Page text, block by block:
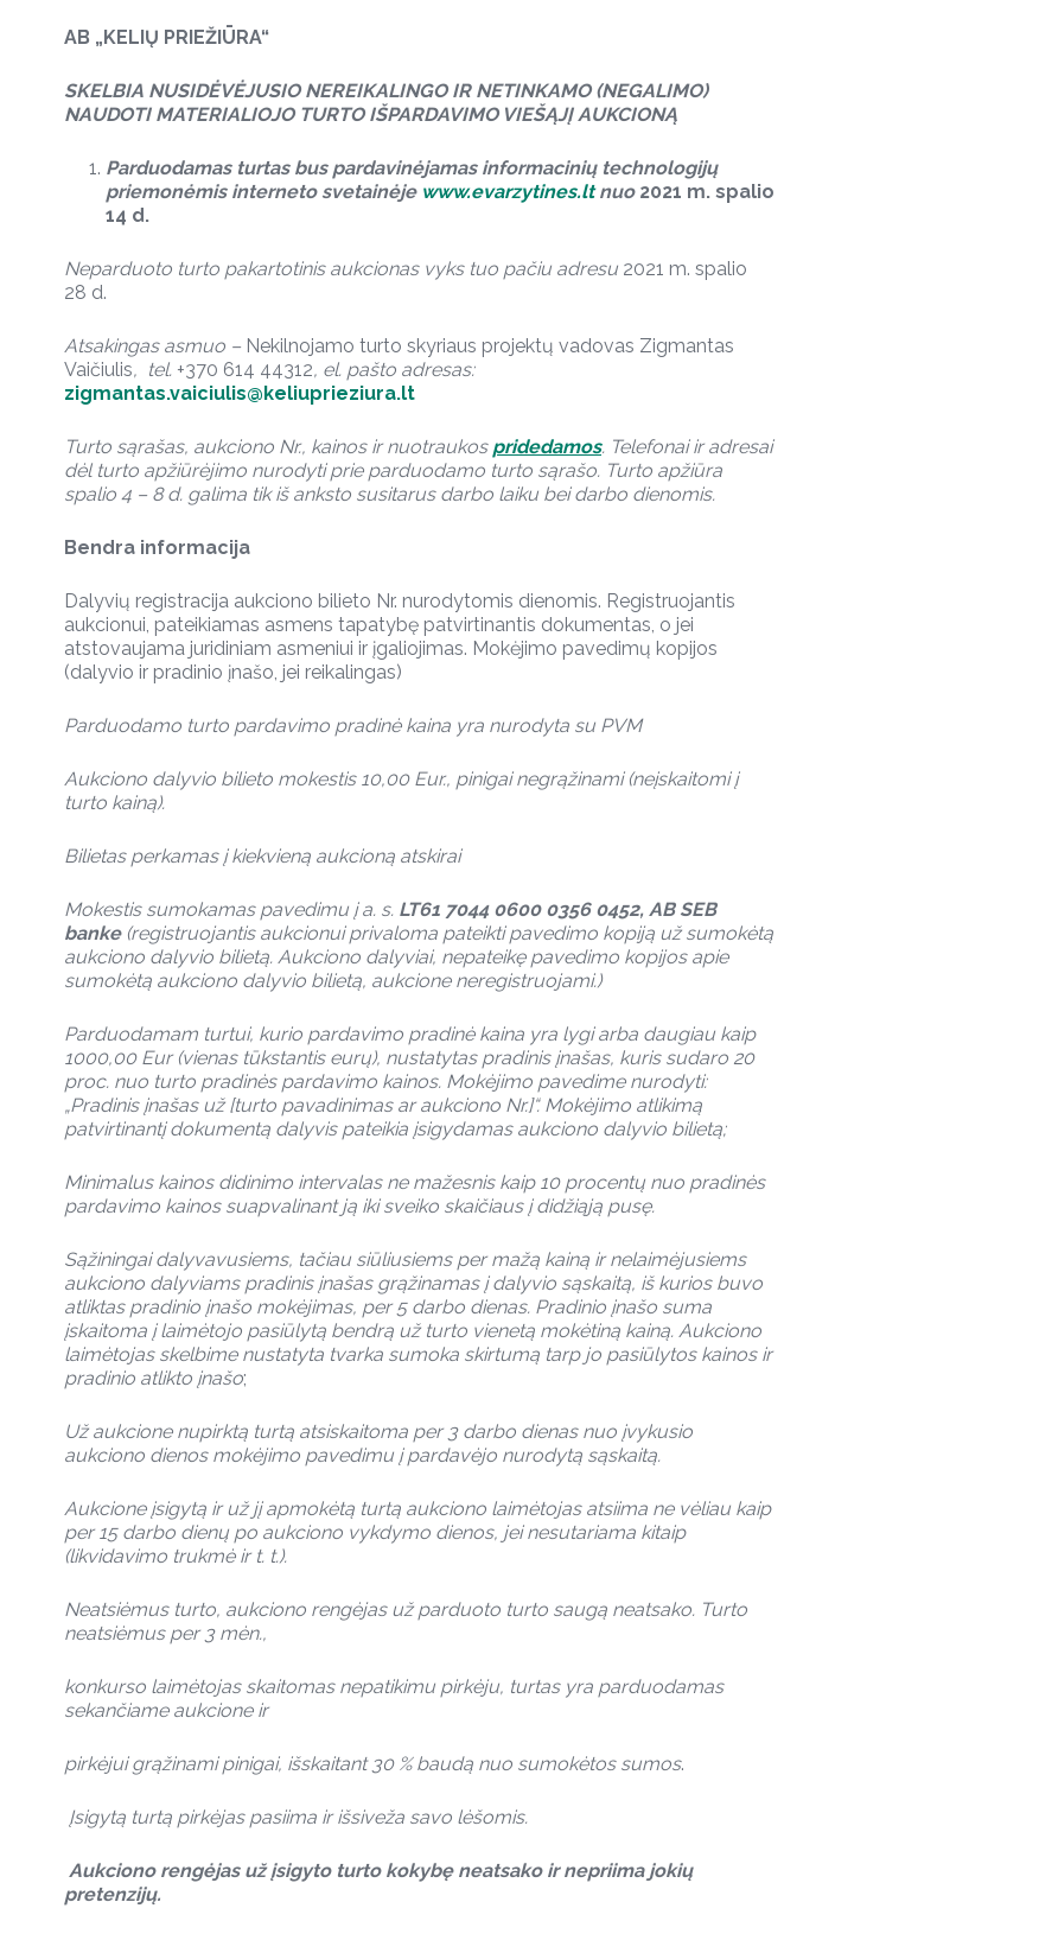
AB „KELIŲ PRIEŽIŪRA“
SKELBIA NUSIDĖVĖJUSIO NEREIKALINGO IR NETINKAMO (NEGALIMO)
NAUDOTI MATERIALIOJO TURTO IŠPARDAVIMO VIEŠĄJĮ AUKCIONĄ
Parduodamas turtas bus pardavinėjamas informacinių technologijų
priemonėmis interneto svetainėje www.evarzytines.lt nuo 2021 m. spalio
14 d.
Neparduoto turto pakartotinis aukcionas vykstuo pačiu adresu 2021 m. spalio
28 d.
Atsakingas asmuo –Nekilnojamo turto skyriaus projektų vadovas Zigmantas
Vaičiulis, tel. +370 614 44312, el. pašto adresas:
zigmantas.vaiciulis@keliuprieziura.lt
Turto sąrašas, aukciono Nr., kainos ir nuotraukos pridedamos. Telefonai ir adresai
dėl turto apžiūrėjimo nurodyti prie parduodamo turto sąrašo. Turto apžiūra
spalio 4 – 8 d. galima tik iš anksto susitarus darbo laiku bei darbo dienomis.
Bendra informacija
Dalyvių registracija aukciono bilieto Nr. nurodytomis dienomis. Registruojantis
aukcionui, pateikiamas asmens tapatybę patvirtinantis dokumentas, o jei
atstovaujama juridiniam asmeniui ir įgaliojimas. Mokėjimo pavedimų kopijos
(dalyvio ir pradinio įnašo, jei reikalingas)
Parduodamo turto pardavimo pradinė kaina yra nurodyta su PVM
Aukciono dalyvio bilieto mokestis 10,00 Eur., pinigai negrąžinami (neįskaitomi į
turto kainą).
Bilietas perkamas į kiekvieną aukcioną atskirai
Mokestis sumokamas pavedimu į a. s. LT61 7044 0600 0356 0452, AB SEB
banke(registruojantis aukcionui privaloma pateikti pavedimo kopiją už sumokėtą
aukciono dalyvio bilietą. Aukciono dalyviai, nepateikę pavedimo kopijos apie
sumokėtą aukciono dalyvio bilietą, aukcione neregistruojami.)
Parduodamam turtui, kurio pardavimo pradinė kaina yra lygi arba daugiau kaip
1000,00 Eur (vienas tūkstantis eurų), nustatytas pradinis įnašas, kuris sudaro 20
proc. nuo turto pradinės pardavimo kainos. Mokėjimo pavedime nurodyti:
„Pradinis įnašas už [turto pavadinimas ar aukciono Nr.]“. Mokėjimo atlikimą
patvirtinantį dokumentą dalyvis pateikia įsigydamas aukciono dalyvio bilietą;
Minimalus kainos didinimo intervalas ne mažesnis kaip 10 procentų nuo pradinės
pardavimo kainos suapvalinant ją iki sveiko skaičiaus į didžiąją pusę.
Sąžiningai dalyvavusiems, tačiau siūliusiems per mažą kainą ir nelaimėjusiems
aukciono dalyviams pradinis įnašas grąžinamas į dalyvio sąskaitą, iš kurios buvo
atliktas pradinio įnašo mokėjimas, per 5 darbo dienas. Pradinio įnašo suma
įskaitoma į laimėtojo pasiūlytą bendrą už turto vienetą mokėtiną kainą. Aukciono
laimėtojas skelbime nustatyta tvarka sumoka skirtumą tarp jo pasiūlytos kainos ir
pradinio atlikto įnašo;
Už aukcione nupirktą turtą atsiskaitoma per 3 darbo dienas nuo įvykusio
aukciono dienos mokėjimo pavedimu į pardavėjo nurodytą sąskaitą.
Aukcione įsigytą ir už jį apmokėtą turtą aukciono laimėtojas atsiima ne vėliau kaip
per 15 darbo dienų po aukciono vykdymo dienos, jei nesutariama kitaip
(likvidavimo trukmė ir t. t.).
Neatsiėmus turto, aukciono rengėjas už parduoto turto saugą neatsako. Turto
neatsiėmus per 3 mėn.,
konkurso laimėtojas skaitomas nepatikimu pirkėju, turtas yra parduodamas
sekančiame aukcione ir
pirkėjui grąžinami pinigai, išskaitant 30 % baudą nuo sumokėtos sumos.
Įsigytą turtą pirkėjas pasiima ir išsiveža savo lėšomis.
Aukciono rengėjas už įsigyto turto kokybę neatsako ir nepriima jokių
pretenzijų.